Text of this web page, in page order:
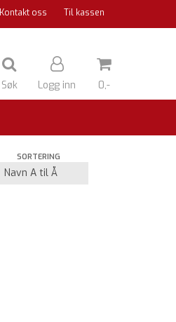
Kontakt oss Til kassen
Søk Logg inn 0,-
SORTERING